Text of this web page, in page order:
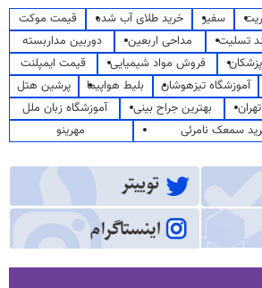
سفیر خرید طلای آب شده
قیمت موکت
تسلیت مداحی اربعین
دوربین مداربسته
فروش مواد شیمیایی
قیمت ایمپلنت
آموزشگاه تیزهوشان بلیط هواپیما
پرشین هتل
بهترین جراح بینی
آموزشگاه زبان ملل
سمعک نامرئی
مهرینو